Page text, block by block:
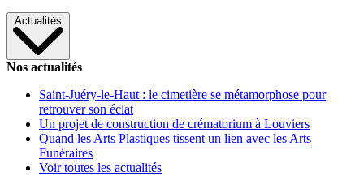
Actualités
Nos actualités
Saint-Juéry-le-Haut : le cimetière se métamorphose pour
retrouver son éclat
Un projet de construction de crématorium à Louviers
Quand les Arts Plastiques tissent un lien avec les Arts
Funéraires
Voir toutes les actualités